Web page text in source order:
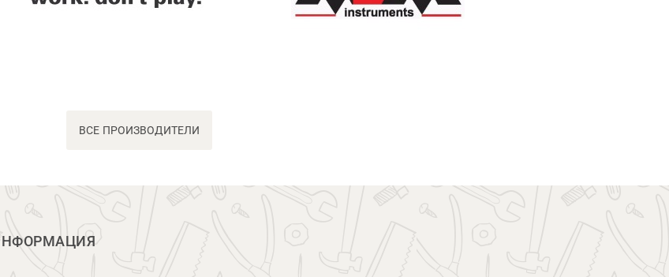
ВСЕ ПРОИЗВОДИТЕЛИ